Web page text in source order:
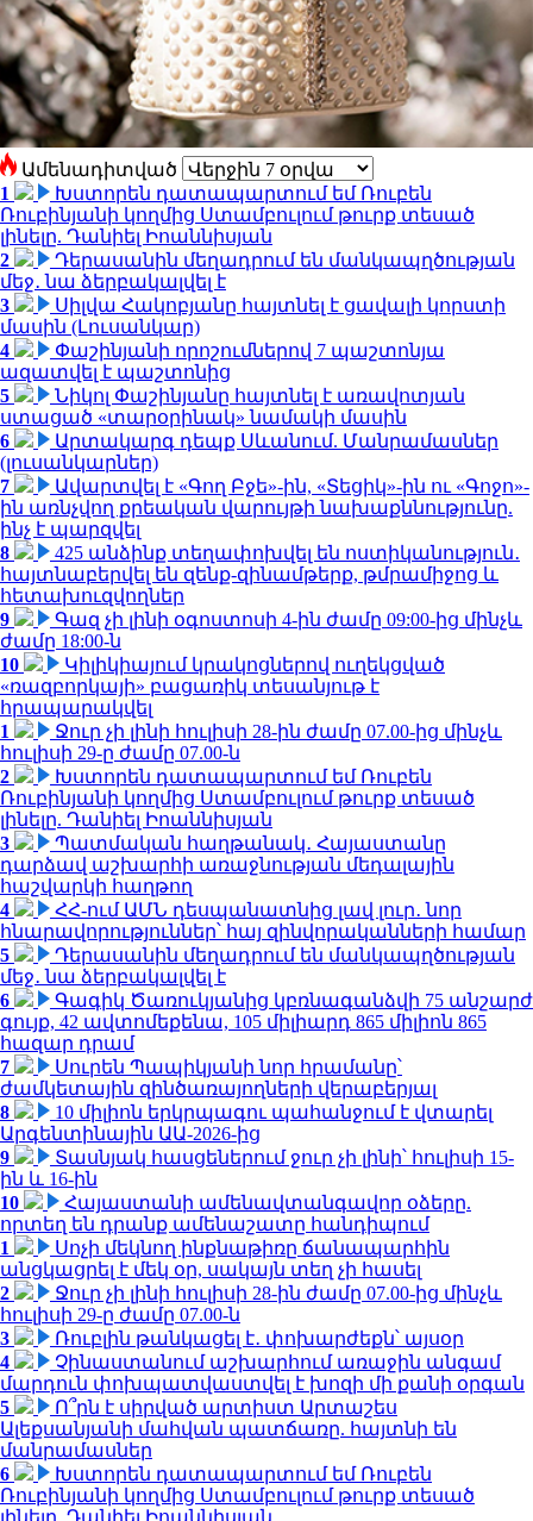
Ամենադիտված
1
Խստորեն դատապարտում եմ Ռուբեն
Ռուբինյանի կողմից Ստամբուլում թուրք տեսած
լինելը. Դանիել Իոաննիսյան
2
Դերասանին մեղադրում են մանկապղծության
մեջ․ նա ձերբակալվել է
3
Սիլվա Հակոբյանը հայտնել է ցավալի կորստի
մասին (Լուսանկար)
4
Փաշինյանի որոշումներով 7 պաշտոնյա
ազատվել է պաշտոնից
5
Նիկոլ Փաշինյանը հայտնել է առավոտյան
ստացած «տարօրինակ» նամակի մասին
6
Արտակարգ դեպք Սևանում. Մանրամասներ
(լուսանկարներ)
7
Ավարտվել է «Գող Բջե»-ին, «Տեցիկ»-ին ու «Գոջո»-
ին առնչվող քրեական վարույթի նախաքննությունը.
ինչ է պարզվել
8
425 անձինք տեղափոխվել են ոստիկանություն․
հայտնաբերվել են զենք-զինամթերք, թմրամիջոց և
հետախուզվողներ
9
Գազ չի լինի օգոստոսի 4-ին ժամը 09:00-ից մինչև
ժամը 18:00-ն
10
Կիլիկիայում կրակոցներով ուղեկցված
«ռազբորկայի» բացառիկ տեսանյութ է
հրապարակվել
1
Ջուր չի լինի հուլիսի 28-ին ժամը 07.00-ից մինչև
հուլիսի 29-ը ժամը 07.00-ն
2
Խստորեն դատապարտում եմ Ռուբեն
Ռուբինյանի կողմից Ստամբուլում թուրք տեսած
լինելը. Դանիել Իոաննիսյան
3
Պատմական հաղթանակ․ Հայաստանը
դարձավ աշխարհի առաջնության մեդալային
հաշվարկի հաղթող
4
ՀՀ-ում ԱՄՆ դեսպանատնից լավ լուր․ նոր
հնարավորություններ՝ հայ զինվորականների համար
5
Դերասանին մեղադրում են մանկապղծության
մեջ․ նա ձերբակալվել է
6
Գագիկ Ծառուկյանից կբռնագանձվի 75 անշարժ
գույք, 42 ավտոմեքենա, 105 միլիարդ 865 միլիոն 865
հազար դրամ
7
Սուրեն Պապիկյանի նոր հրամանը՝
ժամկետային զինծառայողների վերաբերյալ
8
10 միլիոն երկրպագու պահանջում է վտարել
Արգենտինային ԱԱ-2026-ից
9
Տասնյակ հասցեներում ջուր չի լինի՝ հուլիսի 15-
ին և 16-ին
10
Հայաստանի ամենավտանգավոր օձերը.
որտեղ են դրանք ամենաշատը հանդիպում
1
Սոչի մեկնող ինքնաթիռը ճանապարհին
անցկացրել է մեկ օր, սակայն տեղ չի հասել
2
Ջուր չի լինի հուլիսի 28-ին ժամը 07.00-ից մինչև
հուլիսի 29-ը ժամը 07.00-ն
3
Ռուբլին թանկացել է․ փոխարժեքն՝ այսօր
4
Չինաստանում աշխարհում առաջին անգամ
մարդուն փոխպատվաստվել է խոզի մի քանի օրգան
5
Ո՞րն է սիրված արտիստ Արտաշես
Ալեքսանյանի մահվան պատճառը. հայտնի են
մանրամասներ
6
Խստորեն դատապարտում եմ Ռուբեն
Ռուբինյանի կողմից Ստամբուլում թուրք տեսած
լինելը. Դանիել Իոաննիսյան